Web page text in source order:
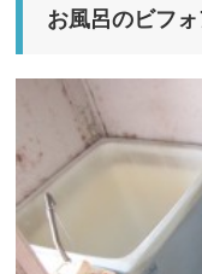
お風呂のビフォ